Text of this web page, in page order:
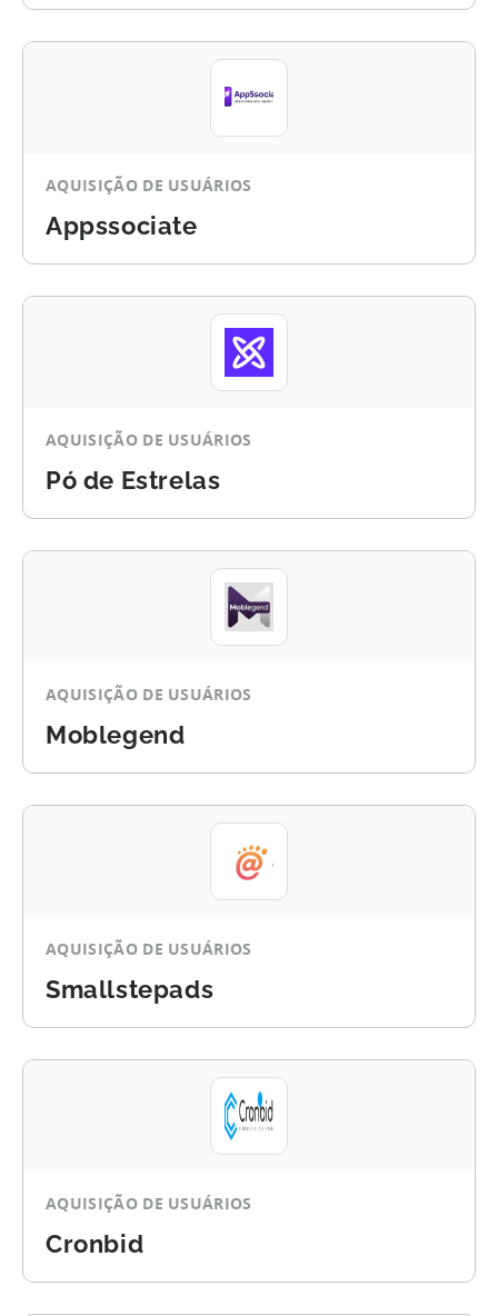
AQUISIÇÃO DE USUÁRIOS
Appssociate
AQUISIÇÃO DE USUÁRIOS
Pó de Estrelas
AQUISIÇÃO DE USUÁRIOS
Moblegend
AQUISIÇÃO DE USUÁRIOS
Smallstepads
AQUISIÇÃO DE USUÁRIOS
Cronbid